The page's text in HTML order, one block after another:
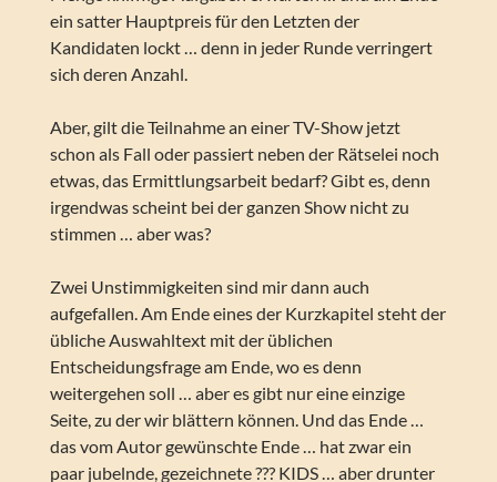
ein satter Hauptpreis für den Letzten der
Kandidaten lockt … denn in jeder Runde verringert
sich deren Anzahl.
Aber, gilt die Teilnahme an einer TV-Show jetzt
schon als Fall oder passiert neben der Rätselei noch
etwas, das Ermittlungsarbeit bedarf? Gibt es, denn
irgendwas scheint bei der ganzen Show nicht zu
stimmen … aber was?
Zwei Unstimmigkeiten sind mir dann auch
aufgefallen. Am Ende eines der Kurzkapitel steht der
übliche Auswahltext mit der üblichen
Entscheidungsfrage am Ende, wo es denn
weitergehen soll … aber es gibt nur eine einzige
Seite, zu der wir blättern können. Und das Ende …
das vom Autor gewünschte Ende … hat zwar ein
paar jubelnde, gezeichnete ??? KIDS … aber drunter